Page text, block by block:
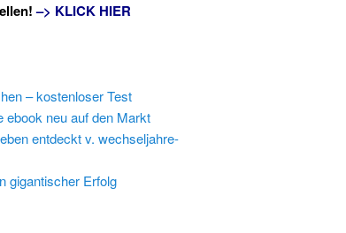
–> KLICK HIER
– kostenloser Test
ebook neu auf den Markt
entdeckt v. wechseljahre-
gigantischer Erfolg